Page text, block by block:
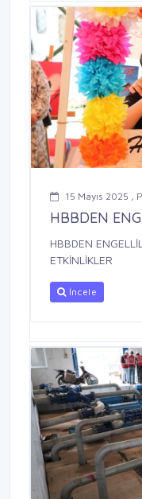
15 Mayıs 2025 ,
HBBDEN
HBBDEN
ETKİNLİKLER
İncele